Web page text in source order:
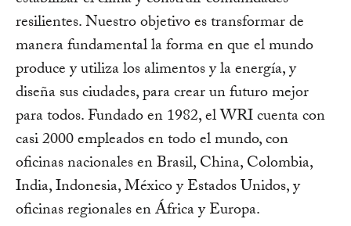
resilientes. Nuestro objetivo es transformar de
manera fundamental la forma en que el mundo
produce y utiliza los alimentos y la energía, y
diseña sus ciudades, para crear un futuro mejor
para todos. Fundado en 1982, el WRI cuenta con
casi 2000 empleados en todo el mundo, con
oficinas nacionales en Brasil, China, Colombia,
India, Indonesia, México y Estados Unidos, y
oficinas regionales en África y Europa.